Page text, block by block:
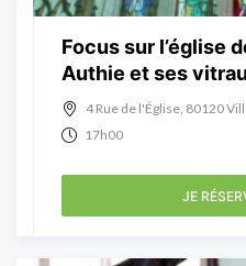
Focus sur l’église
Authie et ses
4 Rue de l'Église, 80120
17h00
JE